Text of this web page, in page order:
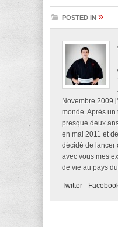
POSTED IN »
Novembre 2009
monde. Après
presque deux
en mai 2011 et
décidé de lancer
avec vous mes
de vie au pays
Twitter -